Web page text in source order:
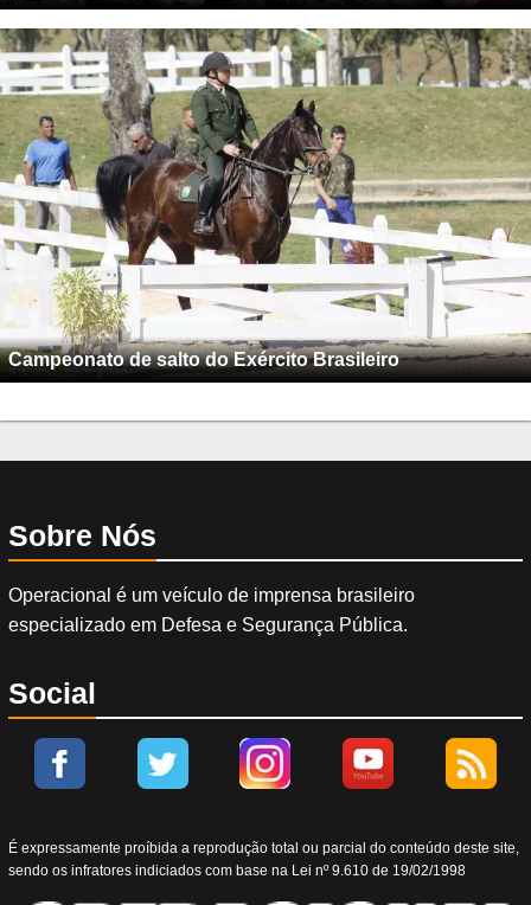
Campeonato de salto do Exército Brasileiro
Sobre Nós
Operacional é um veículo de imprensa brasileiro
especializado em Defesa e Segurança Pública.
Social
É expressamente proíbida a reprodução total ou parcial do conteúdo deste site,
sendo os infratores indiciados com base na Lei nº 9.610 de 19/02/1998